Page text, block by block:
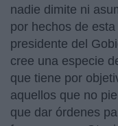
nadie dimite ni
por hechos de
presidente del
cree una especie
que tiene por
aquellos que no
que dar órdenes